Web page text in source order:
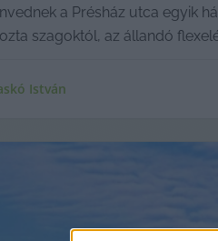
a Présház utca egyik
szagoktól, az állandó
István